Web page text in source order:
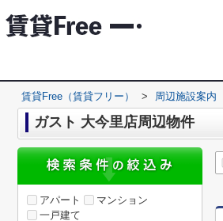
賃貸Free（賃貸フリー） > 周辺施設案内
ガスト 大今里店周辺物件
アパート
マンション
一戸建て